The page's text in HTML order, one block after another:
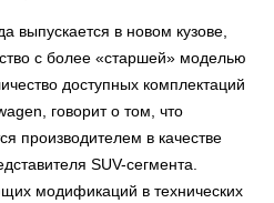
выпускается в новом кузове,
с более «старшей» моделью
доступных комплектаций
говорит о том, что
производителем в качестве
SUV-сегмента.
модификаций в технических